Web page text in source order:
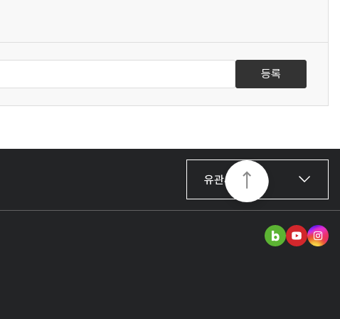
등록
유관사이트